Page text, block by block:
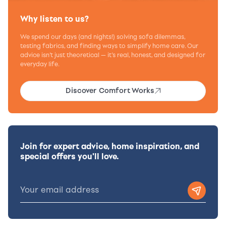
Why listen to us?
We spend our days (and nights!) solving sofa dilemmas,
testing fabrics, and finding ways to simplify home care. Our
advice isn’t just theoretical — it’s real, honest, and designed for
everyday life.
Discover Comfort Works
Join for expert advice, home inspiration, and
special offers you'll love.